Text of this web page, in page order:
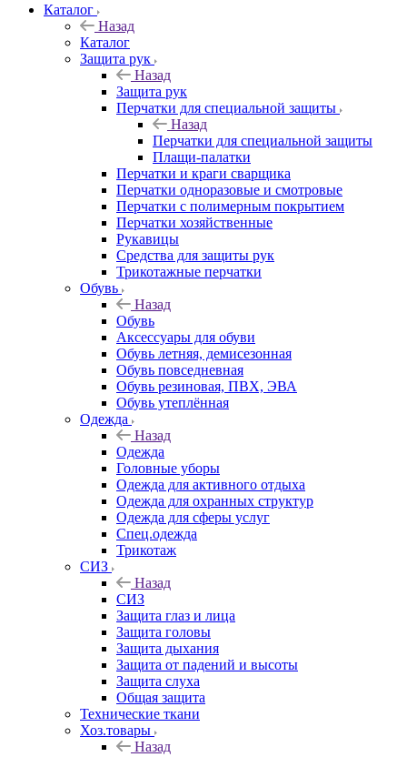
Каталог
Назад
Каталог
Защита рук
Назад
Защита рук
Перчатки для специальной защиты
Назад
Перчатки для специальной защиты
Плащи-палатки
Перчатки и краги сварщика
Перчатки одноразовые и смотровые
Перчатки с полимерным покрытием
Перчатки хозяйственные
Рукавицы
Средства для защиты рук
Трикотажные перчатки
Обувь
Назад
Обувь
Аксессуары для обуви
Обувь летняя, демисезонная
Обувь повседневная
Обувь резиновая, ПВХ, ЭВА
Обувь утеплённая
Одежда
Назад
Одежда
Головные уборы
Одежда для активного отдыха
Одежда для охранных структур
Одежда для сферы услуг
Спец.одежда
Трикотаж
СИЗ
Назад
СИЗ
Защита глаз и лица
Защита головы
Защита дыхания
Защита от падений и высоты
Защита слуха
Общая защита
Технические ткани
Хоз.товары
Назад